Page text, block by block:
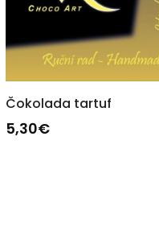
Čokolada tartuf
5,30€